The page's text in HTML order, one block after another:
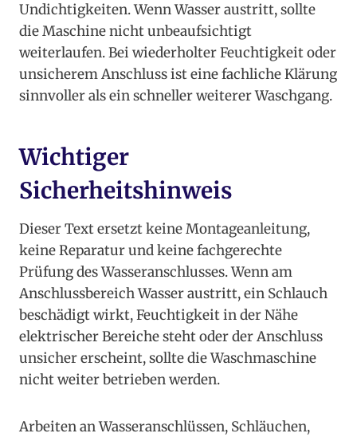
Undichtigkeiten. Wenn Wasser austritt, sollte
die Maschine nicht unbeaufsichtigt
weiterlaufen. Bei wiederholter Feuchtigkeit oder
unsicherem Anschluss ist eine fachliche Klärung
sinnvoller als ein schneller weiterer Waschgang.
Wichtiger
Sicherheitshinweis
Dieser Text ersetzt keine Montageanleitung,
keine Reparatur und keine fachgerechte
Prüfung des Wasseranschlusses. Wenn am
Anschlussbereich Wasser austritt, ein Schlauch
beschädigt wirkt, Feuchtigkeit in der Nähe
elektrischer Bereiche steht oder der Anschluss
unsicher erscheint, sollte die Waschmaschine
nicht weiter betrieben werden.
Arbeiten an Wasseranschlüssen, Schläuchen,